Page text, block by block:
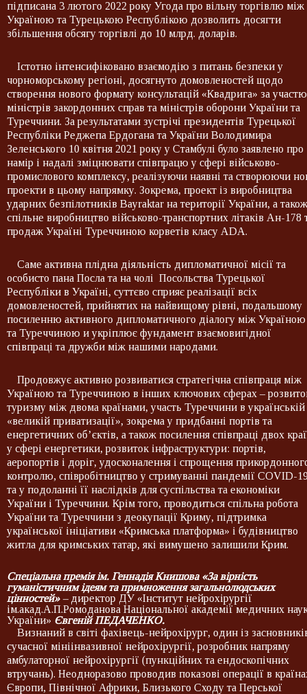
підписана 3 лютого 2022 року Угода про вільну торгівлю між
Україною та Турецькою Республікою дозволить досягти
збільшення обсягу торгівлі до 10 млрд. доларів.
Істотно інтенсифіковано взаємодію з питань безпеки у
чорноморському регіоні, досягнуто домовленостей щодо
створення нового формату консультацій «Квадрига» за участю
міністрів закордонних справ та міністрів оборони України та
Туреччини. За результатами зустрічі президентів Турецької
Республіки Реджепа Ердогана та України Володимира
Зеленського 10 квітня 2021 року у Стамбулі було заявлено про
намір і надалі зміцнювати співпрацю у сфері військово-
промислового комплексу, реалізуючи наявні та створюючи
проекти в цьому напрямку. Зокрема, проект із виробництва
ударних безпілотників Bayraktar на території України, а також
спільне виробництво військово-транспортних літаків Ан-178
продаж Україні Туреччиною корветів класу ADA.
Саме активна плідна діяльність дипломатичної місії та
особисто пана Посла та на чолі Посольства Турецької
Республіки в Україні, суттєво сприяє реалізації всіх
домовленостей, прийнятих на найвищому рівні, подальшому
посиленню активного дипломатичного діалогу між Україною
та Туреччиною и укріплює фундамент взаємовигідної
співпраці та дружби між нашими народами.
Продовжує активно розвиватися стратегічна співпраця між
Україною та Туреччиною в інших ключових сферах –
туризму між двома країнами, участь Туреччини в українській
«великій приватизації», зокрема у придбанні портів та
енергетичних об’єктів, а також посилення співпраці двох
у сфері енергетики, розвиток інфраструктури: портів,
аеропортів і доріг, удосконалення і спрощення
контролю, співробітництво у стримуванні пандемії COVID-
та у подоланні її наслідків для суспільства та економіки
України і Туреччини. Крім того, проводиться спільна робота
України та Туреччини з деокупації Криму, підтримка
української ініціативи «Кримська платформа» і будівництво
житла для кримських татар, які вимушено залишили Крим.
Спеціальна преміяім. Геннадія Книшова «За вірність
гуманістичним ідеям та примноження загальнолюдських
цінностей»– директор ДУ «Інститут нейрохірургії
ім.акад.А.П.Ромоданова Національної академії медичних
України» Євгеній ПЕДАЧЕНКО.
Визнаний в світі фахівець-нейрохірург, один із
сучасної мініінвазивної нейрохірургії, розробник напряму
амбулаторної нейрохірургії (пункційних та ендоскопічних
втручань). Неодноразово проводив показові операції в
Європи, Північної Африки, Близького Сходу та Перської